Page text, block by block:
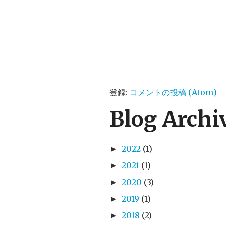
登録: コメントの投稿 (Atom)
Blog
► 2022 (1)
► 2021 (1)
► 2020 (3)
► 2019 (1)
► 2018 (2)